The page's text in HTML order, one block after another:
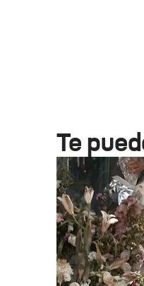
Te